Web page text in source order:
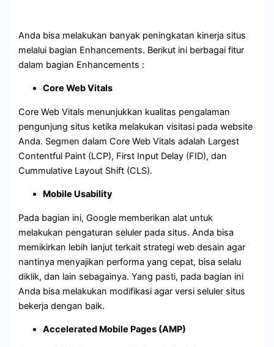
Anda bisa melakukan banyak peningkatan kinerja situs
melalui bagian Enhancements. Berikut ini berbagai fitur
dalam bagian Enhancements :
Core Web Vitals
Core Web Vitals menunjukkan kualitas pengalaman
pengunjung situs ketika melakukan visitasi pada website
Anda. Segmen dalam Core Web Vitals adalah Largest
Contentful Paint (LCP), First Input Delay (FID), dan
Cummulative Layout Shift (CLS).
Mobile Usability
Pada bagian ini, Google memberikan alat untuk
melakukan pengaturan seluler pada situs. Anda bisa
memikirkan lebih lanjut terkait strategi web desain agar
nantinya menyajikan performa yang cepat, bisa selalu
diklik, dan lain sebagainya. Yang pasti, pada bagian ini
Anda bisa melakukan modifikasi agar versi seluler situs
bekerja dengan baik.
Accelerated Mobile Pages (AMP)